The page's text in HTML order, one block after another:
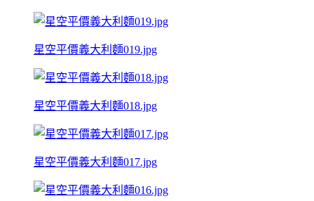
星空平價義大利麵019.jpg
星空平價義大利麵018.jpg
星空平價義大利麵017.jpg